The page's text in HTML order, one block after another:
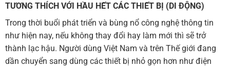
TƯƠNG THÍCH VỚI HẦU HẾT CÁC THIẾT BỊ (DI ĐỘNG)
Trong thời buổi phát triển và bùng nổ công nghệ thông tin
như hiện nay, nếu không thay đổi hay làm mới thì sẽ trở
thành lạc hậu. Người dùng Việt Nam và trên Thế giới đang
dần chuyển sang dùng các thiết bị nhỏ gọn hơn như điện